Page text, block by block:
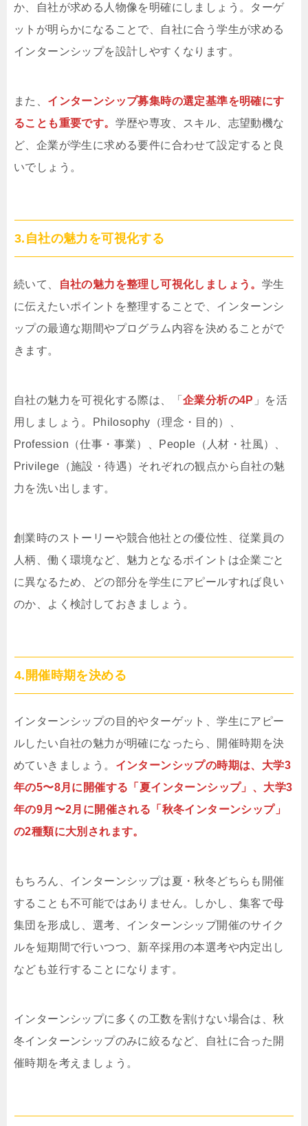
か、自社が求める人物像を明確にしましょう。ターゲ
ットが明らかになることで、自社に合う学生が求める
インターンシップを設計しやすくなります。
また、 インターンシップ募集時の選定基準を明確にす
ることも重要です。 学歴や専攻、スキル、志望動機な
ど、企業が学生に求める要件に合わせて設定すると良
いでしょう。
3.自社の魅力を可視化する
続いて、 自社の魅力を整理し可視化しましょう。 学生
に伝えたいポイントを整理することで、インターンシ
ップの最適な期間やプログラム内容を決めることがで
きます。
自社の魅力を可視化する際は、「 企業分析の4P 」を活
用しましょう。Philosophy（理念・目的）、
Profession（仕事・事業）、People（人材・社風）、
Privilege（施設・待遇）それぞれの観点から自社の魅
力を洗い出します。
創業時のストーリーや競合他社との優位性、従業員の
人柄、働く環境など、魅力となるポイントは企業ごと
に異なるため、どの部分を学生にアピールすれば良い
のか、よく検討しておきましょう。
4.開催時期を決める
インターンシップの目的やターゲット、学生にアピー
ルしたい自社の魅力が明確になったら、開催時期を決
めていきましょう。 インターンシップの時期は、大学3
年の5〜8月に開催する「夏インターンシップ」、大学3
年の9月〜2月に開催される「秋冬インターンシップ」
の2種類に大別されます。
もちろん、インターンシップは夏・秋冬どちらも開催
することも不可能ではありません。しかし、集客で母
集団を形成し、選考、インターンシップ開催のサイク
ルを短期間で行いつつ、新卒採用の本選考や内定出し
なども並行することになります。
インターンシップに多くの工数を割けない場合は、秋
冬インターンシップのみに絞るなど、自社に合った開
催時期を考えましょう。